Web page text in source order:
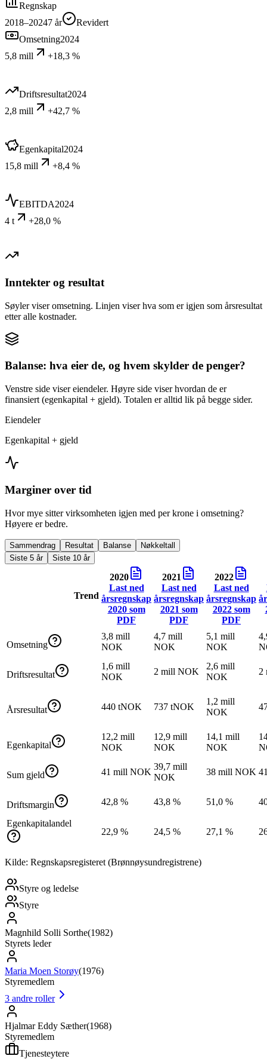
Regnskap
2018–20247 år
Revidert
Omsetning2024
5,8 mill
+18,3 %
Driftsresultat2024
2,8 mill
+42,7 %
Egenkapital2024
15,8 mill
+8,4 %
EBITDA2024
4 t
+28,0 %
Inntekter og resultat
Søyler viser omsetning. Linjen viser hva som er igjen som årsresultat
etter alle kostnader.
Balanse: hva eier de, og hvem skylder de penger?
Venstre side viser eiendeler. Høyre side viser hvordan de er
finansiert (egenkapital + gjeld). Totalen er alltid lik på begge sider.
Eiendeler
Egenkapital + gjeld
Marginer over tid
Hvor mye sitter virksomheten igjen med per krone i omsetning?
Høyere er bedre.
Sammendrag Resultat Balanse
Nøkkeltall
Siste 5 år
Siste 10 år
Trend
2020
Last ned
årsregnskap
2020som
PDF
2021
Last ned
årsregnskap
2021 som
PDF
2022
Last ned
årsregnskap
2022som
PDF
Omsetning
3,8 mill
NOK
4,7 mill
NOK
5,1 mill
NOK
Driftsresultat
1,6 mill
NOK
2 mill NOK
2,6 mill
NOK
2
Årsresultat 440 tNOK 737 tNOK
1,2 mill
NOK
Egenkapital
12,2 mill
NOK
12,9 mill
NOK
14,1 mill
NOK
Sum gjeld 41 mill NOK
39,7 mill
NOK
38 mill NOK
Driftsmargin 42,8 % 43,8 % 51,0 %
Egenkapitalandel
22,9 %
24,5 % 27,1 %
Kilde: Regnskapsregisteret (Brønnøysundregistrene)
Styre og ledelse
Styre
Magnhild Solli Sorthe(1982)
Styrets leder
Maria Moen Storøy(1976)
Styremedlem
3 andre roller
Hjalmar Eddy Sæther(1968)
Styremedlem
Tjenesteytere